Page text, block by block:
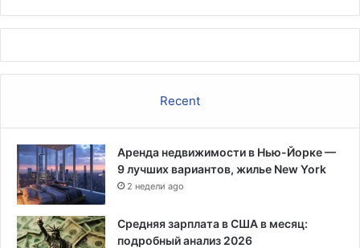
о
Recent
Аренда недвижимости в Нью-Йорке —
9 лучших вариантов, жилье New York
2 недели ago
Средняя зарплата в США в месяц:
подробный анализ 2026